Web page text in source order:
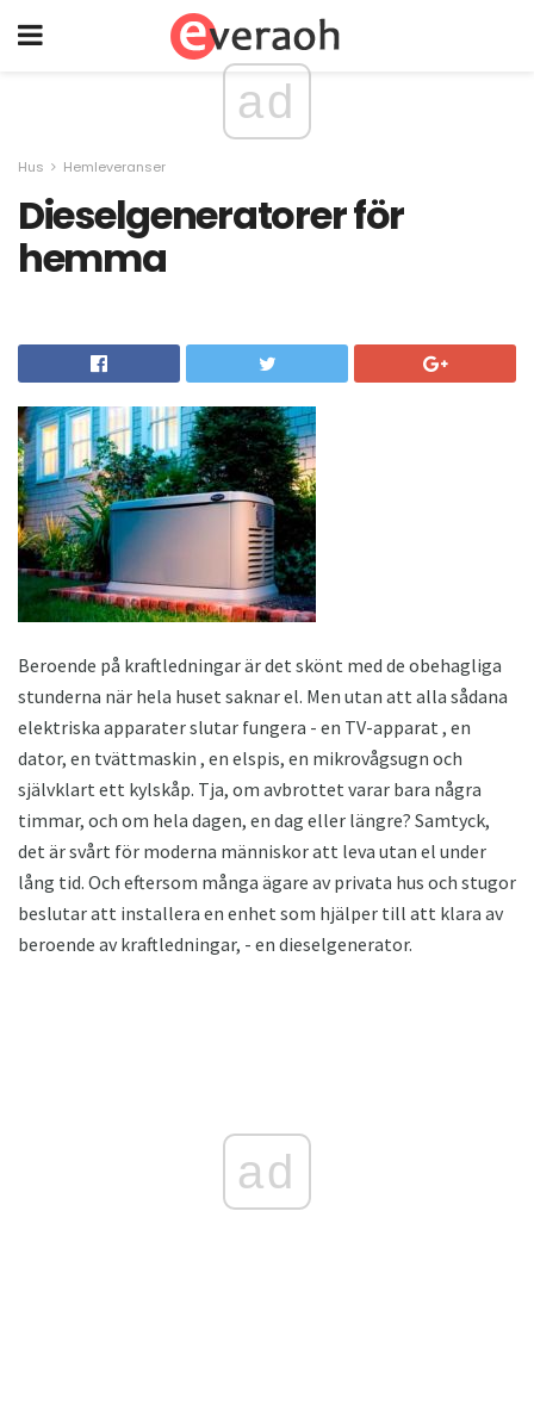
ad
Hus Hemleveranser
Dieselgeneratorer för
hemma
Beroende på kraftledningar är det skönt med de obehagliga
stunderna när hela huset saknar el. Men utan att alla sådana
elektriska apparater slutar fungera - en TV-apparat , en
dator, en tvättmaskin , en elspis, en mikrovågsugn och
självklart ett kylskåp. Tja, om avbrottet varar bara några
timmar, och om hela dagen, en dag eller längre? Samtyck,
det är svårt för moderna människor att leva utan el under
lång tid. Och eftersom många ägare av privata hus och stugor
beslutar att installera en enhet som hjälper till att klara av
beroende av kraftledningar, - en dieselgenerator.
ad